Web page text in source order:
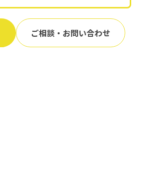
ご相談・お問い合わせ